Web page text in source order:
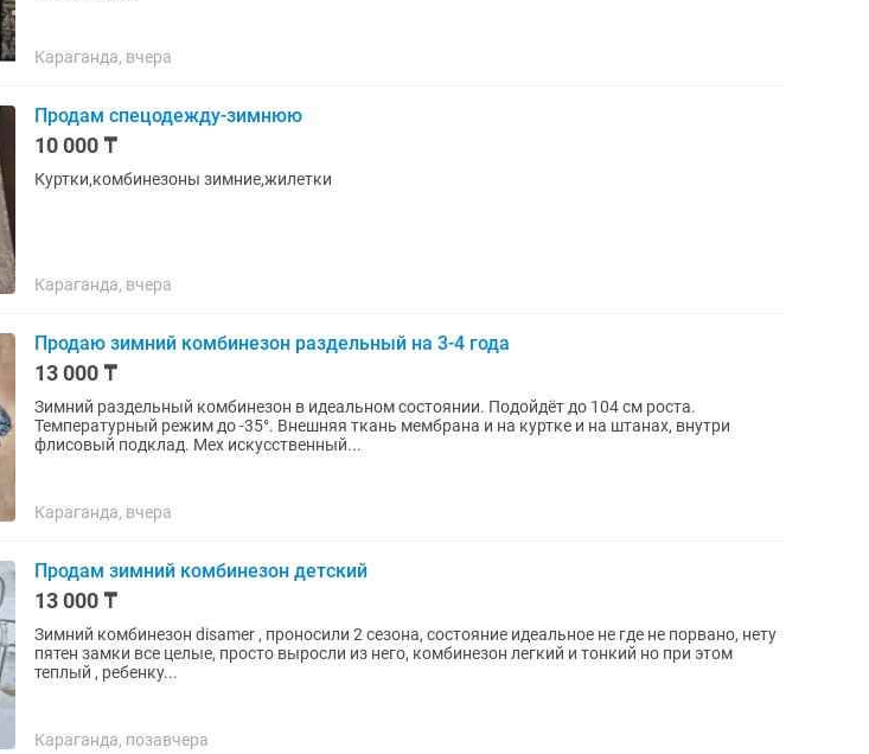
Караганда, вчера
Продам спецодежду-зимнюю
10 000 ₸
Куртки,комбинезоны зимние,жилетки
Караганда, вчера
Продаю зимний комбинезон раздельный на 3-4 года
13 000 ₸
Зимний раздельный комбинезон в идеальном состоянии. Подойдёт до 104 см роста.
Температурный режим до -35°. Внешняя ткань мембрана и на куртке и на штанах, внутри
флисовый подклад. Мех искусственный...
Караганда, вчера
Продам зимний комбинезон детский
13 000 ₸
Зимний комбинезон disamer , проносили 2 сезона, состояние идеальное не где не порвано, нету
пятен замки все целые, просто выросли из него, комбинезон легкий и тонкий но при этом
теплый , ребенку...
Караганда, позавчера